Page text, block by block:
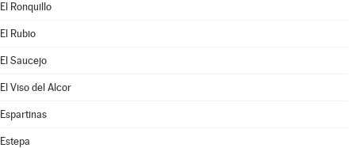
El Ronquillo
El Rubio
El Saucejo
El Viso del Alcor
Espartinas
Estepa